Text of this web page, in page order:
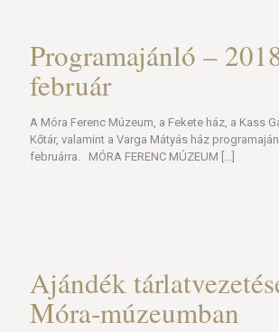
Programajánló –
február
A Móra Ferenc Múzeum, a Fekete ház, a Kass
Kőtár, valamint a Varga Mátyás ház
februárra. MÓRA FERENC MÚZEUM […]
Ajándék
Móra-múzeumban